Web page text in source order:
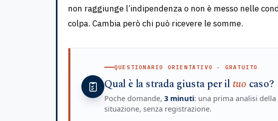
non raggiunge l’indipendenza o non è messo nelle
colpa. Cambia però chi può ricevere le somme.
QUESTIONARIO ORIENTATIVO · GRATUITO
Qual è la strada giusta per iltuo caso?
Poche domande, 3 minuti: una prima analisi della
situazione, senza registrazione.